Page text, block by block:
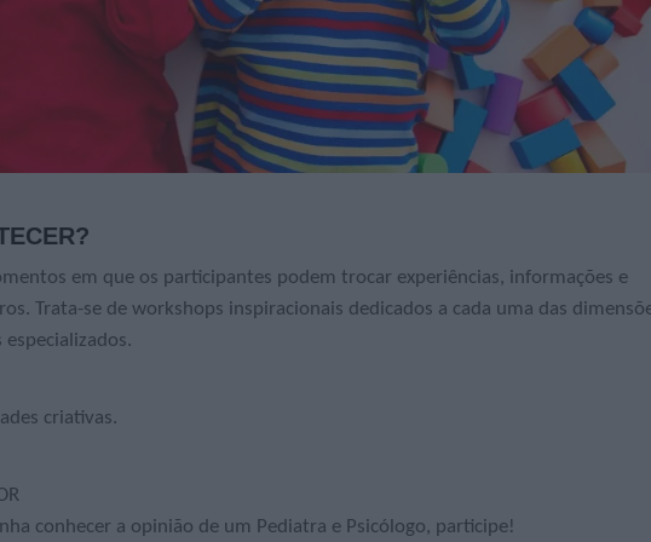
em que os participantes podem trocar experiências, informações e
Trata-se de workshops inspiracionais dedicados a cada uma das
criativas.
conhecer a opinião de um Pediatra e Psicólogo, participe!